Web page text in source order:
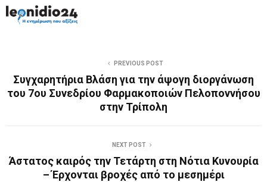
PREVIOUS POST
Συγχαρητήρια Βλάση για την άψογη διοργάνωση
του 7ου Συνεδρίου Φαρμακοποιών Πελοποννήσου
στην Τρίπολη
NEXT POST
Άστατος καιρός την Τετάρτη στη Νότια Κυνουρία
– Έρχονται βροχές από το μεσημέρι